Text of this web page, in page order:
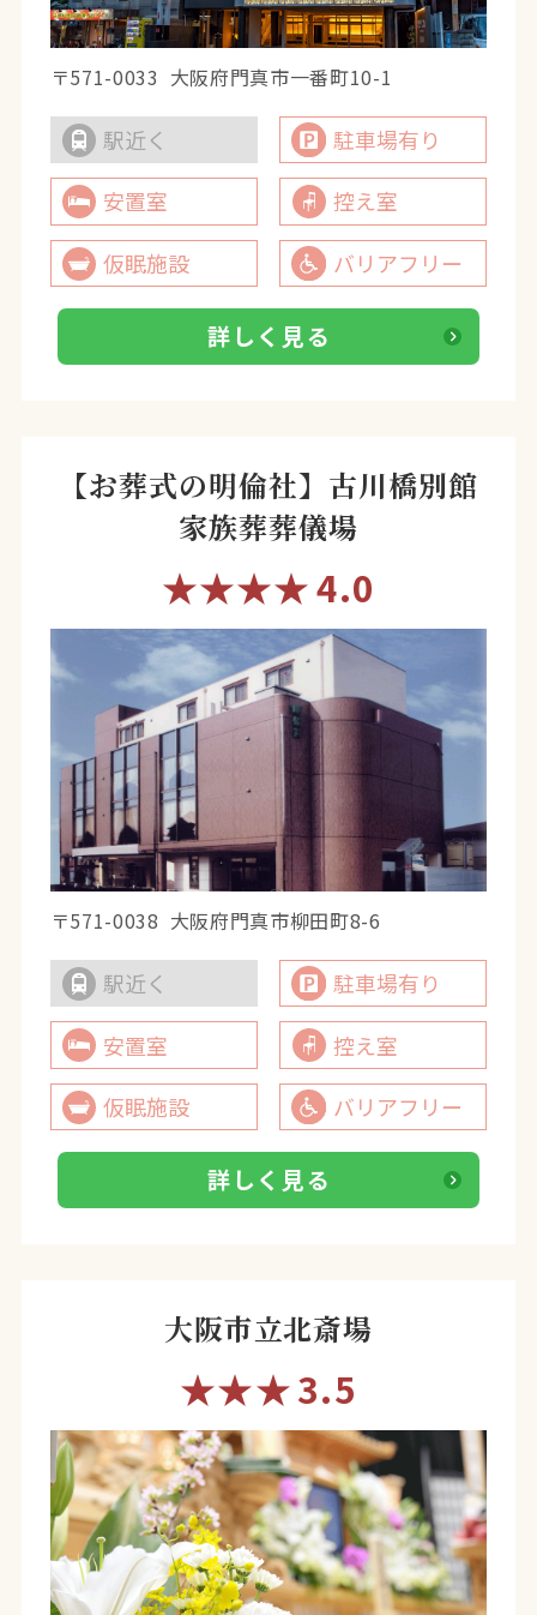
〒571-0033 大阪府門真市一番町10-1
駅近く
駐車場有り
安置室
控え室
仮眠施設
バリアフリー
詳しく見る
【お葬式の明倫社】古川橋別館
家族葬葬儀場
★★★★4.0
〒571-0038 大阪府門真市柳田町8-6
駅近く
駐車場有り
安置室
控え室
仮眠施設
バリアフリー
詳しく見る
大阪市立北斎場
★★★3.5